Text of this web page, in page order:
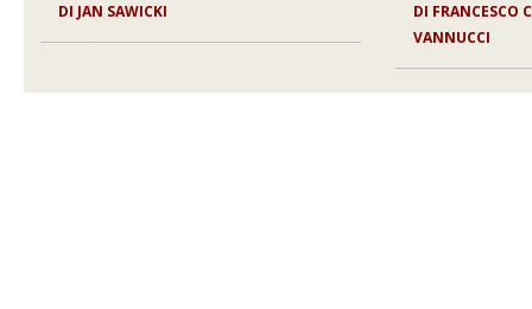
DI JAN SAWICKI
DI FRANCESCO
VANNUCCI